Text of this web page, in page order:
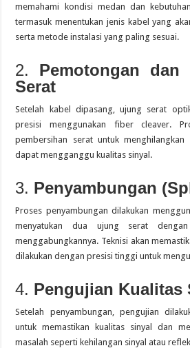
memahami kondisi medan dan
termasuk menentukan jenis kabel yang
serta metode instalasi yang paling sesuai.
2. Pemotongan dan
Serat
Setelah kabel dipasang, ujung serat
presisi menggunakan fiber cleaver.
pembersihan serat untuk
dapat mengganggu kualitas sinyal.
3. Penyambungan
Proses penyambungan dilakukan
menyatukan dua ujung serat
menggabungkannya. Teknisi akan
dilakukan dengan presisi tinggi untuk
4. Pengujian Kualitas
Setelah penyambungan, pengujian
untuk memastikan kualitas sinyal dan
masalah seperti kehilangan sinyal atau